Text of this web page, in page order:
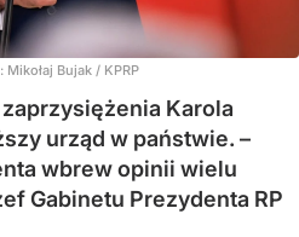
Mikołaj Bujak / KPRP
Karola
urząd w państwie. –
wbrew opinii wielu
Gabinetu Prezydenta RP